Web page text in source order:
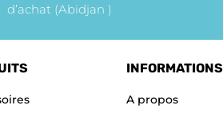
d’achat (Abidjan )
INFORMATIONS
A propos